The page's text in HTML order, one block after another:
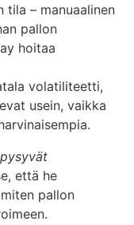
tila – manuaalinen
pallon
hoitaa
volatiliteetti,
usein, vaikka
että he
pallon